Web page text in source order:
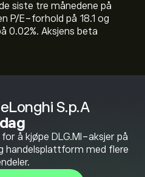
S.p.A
å kjøpe DLG.MI-aksjer på
handelsplattform med flere
siste tre månedene på
P/E-forhold på 18.1 og
0.02%. Aksjens beta